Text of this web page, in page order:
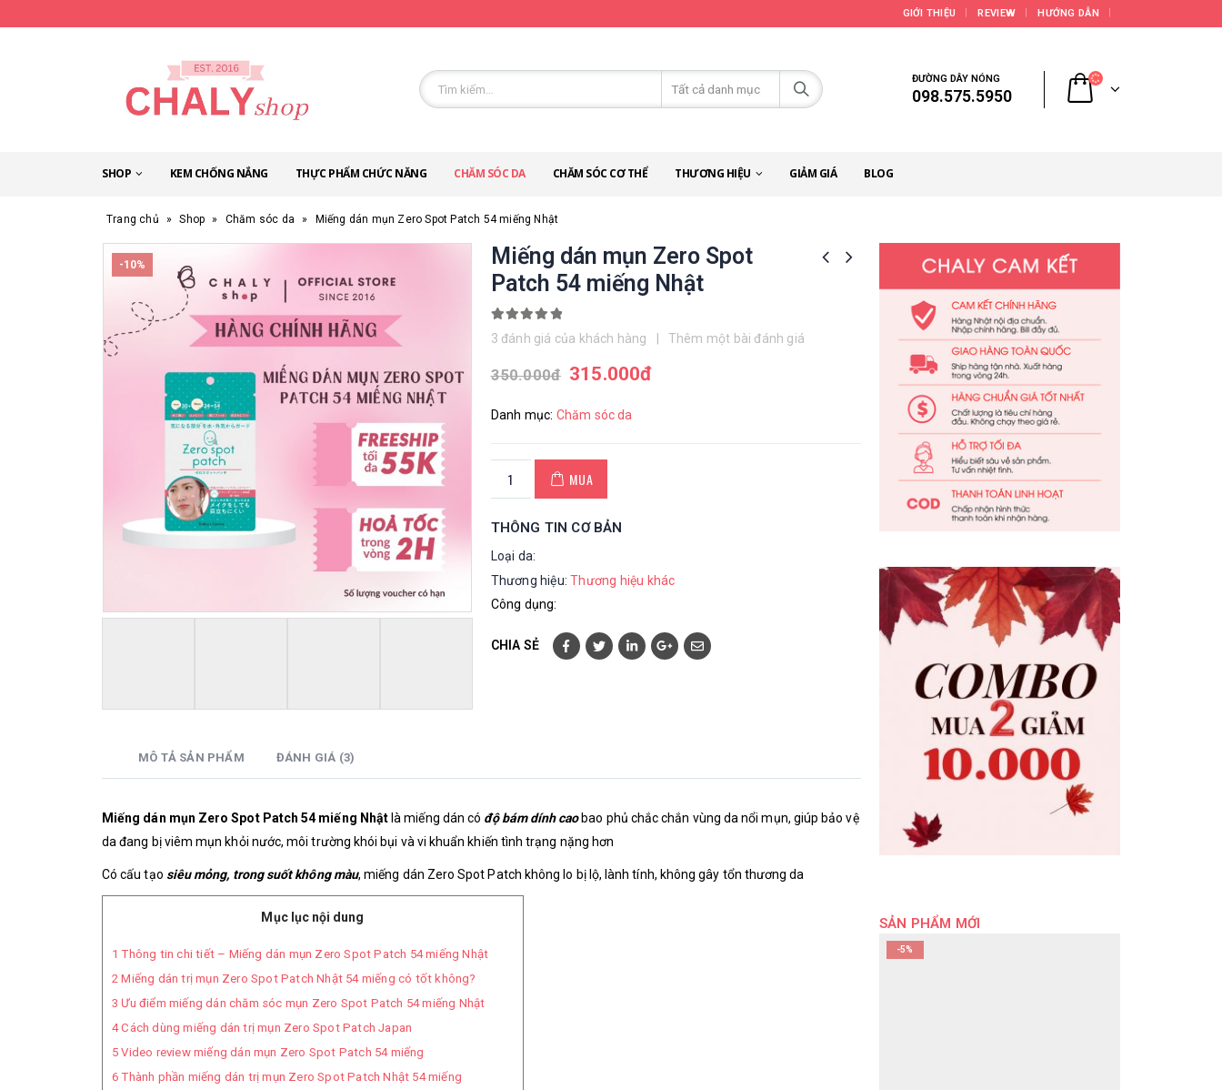
GIỚI THIỆU REVIEW HƯỚNG DẪN
ĐƯỜNG DÂY NÓNG
098.575.5950
SHOP KEM CHỐNG NẮNG THỰC PHẨM CHỨC NĂNG CHĂM SÓC DA CHĂM SÓC CƠ THỂ THƯƠNG HIỆU GIẢM GIÁ BLOG
Trang chủ » Shop » Chăm sóc da » Miếng dán mụn Zero Spot Patch 54 miếng Nhật
-10%
Miếng dán mụn Zero Spot
Patch 54 miếng Nhật
5.00 out of 5
3 đánh giá của khách hàng Thêm một bài đánh giá
350.000đ 315.000đ
Danh mục: Chăm sóc da
MUA
THÔNG TIN CƠ BẢN
Loại da:
Thương hiệu:Thương hiệu khác
Công dụng:
CHIA SẺ
MÔ TẢ SẢN PHẨM ĐÁNH GIÁ (3)
Miếng dán mụn Zero Spot Patch 54 miếng Nhật là miếng dán có độ bám dính caobao phủ chắc chắn vùng da nổi mụn, giúp bảo vệ
da đang bị viêm mụn khỏi nước, môi trường khói bụi và vi khuẩn khiến tình trạng nặng hơn
Có cấu tạo siêu mỏng, trong suốt không màu, miếng dán Zero Spot Patch không lo bị lộ, lành tính, không gây tổn thương da
Mục lục nội dung
1 Thông tin chi tiết – Miếng dán mụn Zero Spot Patch 54 miếng Nhật
2 Miếng dán trị mụn Zero Spot Patch Nhật 54 miếng có tốt không?
3 Ưu điểm miếng dán chăm sóc mụn Zero Spot Patch 54 miếng Nhật
4Cách dùng miếng dán trị mụn Zero Spot Patch Japan
5 Video review miếng dán mụn Zero Spot Patch 54 miếng
6 Thành phần miếng dán trị mụn Zero Spot Patch Nhật 54 miếng
SẢN PHẨM MỚI
-5%